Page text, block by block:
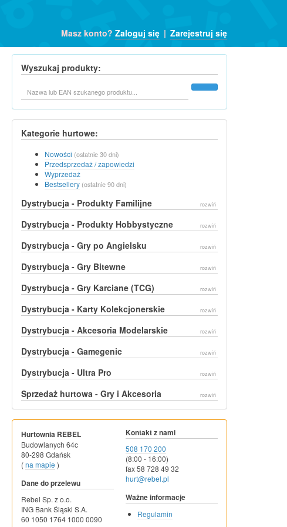
Masz konto? Zaloguj się | Zarejestruj się
Wyszukaj produkty:
Kategorie hurtowe:
Nowości (ostatnie 30 dni)
Przedsprzedaż / zapowiedzi
Wyprzedaż
Bestsellery (ostatnie 90 dni)
Dystrybucja - Produkty Familijne rozwiń
Dystrybucja - Produkty Hobbystyczne rozwiń
Dystrybucja - Gry po Angielsku rozwiń
Dystrybucja - Gry Bitewne rozwiń
Dystrybucja - Gry Karciane (TCG) rozwiń
Dystrybucja - Karty Kolekcjonerskie rozwiń
Dystrybucja - Akcesoria Modelarskie rozwiń
Dystrybucja - Gamegenic rozwiń
Dystrybucja - Ultra Pro rozwiń
Sprzedaż hurtowa - Gry i Akcesoria rozwiń
Hurtownia REBEL
Budowlanych 64c
80-298 Gdańsk
(na mapie )
Dane do przelewu
Rebel Sp. z o.o.
ING Bank Śląski S.A.
60 1050 1764 1000 0090
Kontakt z nami
508 170 200
(8:00 - 16:00)
fax 58 728 49 32
hurt@rebel.pl
Ważne informacje
Regulamin